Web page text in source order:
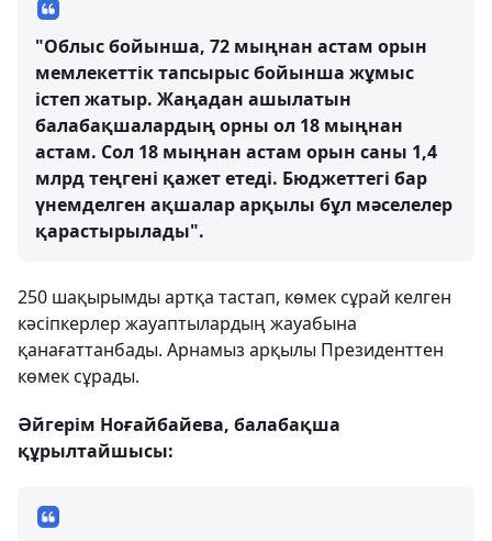
"Облыс бойынша, 72 мыңнан астам орын
мемлекеттік тапсырыс бойынша жұмыс
істеп жатыр. Жаңадан ашылатын
балабақшалардың орны ол 18 мыңнан
астам. Сол 18 мыңнан астам орын саны 1,4
млрд теңгені қажет етеді. Бюджеттегі бар
үнемделген ақшалар арқылы бұл мәселелер
қарастырылады".
250 шақырымды артқа тастап, көмек сұрай келген
кәсіпкерлер жауаптылардың жауабына
қанағаттанбады. Арнамыз арқылы Президенттен
көмек сұрады.
Әйгерім Ноғайбайева, балабақша
құрылтайшысы: